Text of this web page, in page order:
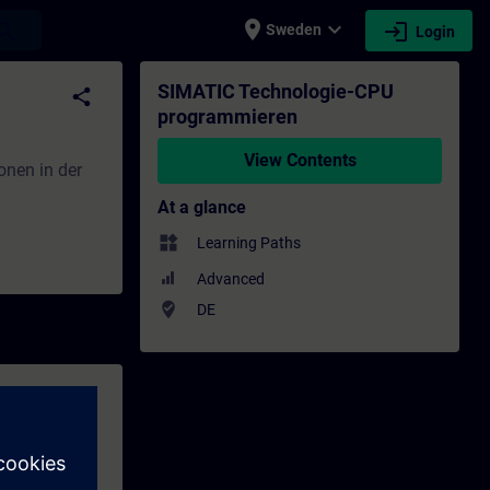
place Sweden expand_more login Login
- Professional development |
share
in der
SIMATIC
SIMATIC Technologie-CPU
programmieren
View Contents
At a glance
widgets Learning Paths
Advanced
where_to_vote DE